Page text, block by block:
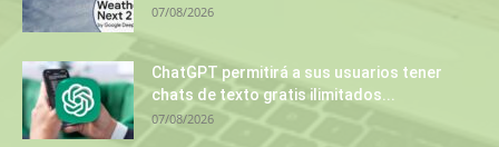
07/08/2026
ChatGPT permitirá a sus usuarios tener
chats de texto gratis ilimitados...
07/08/2026